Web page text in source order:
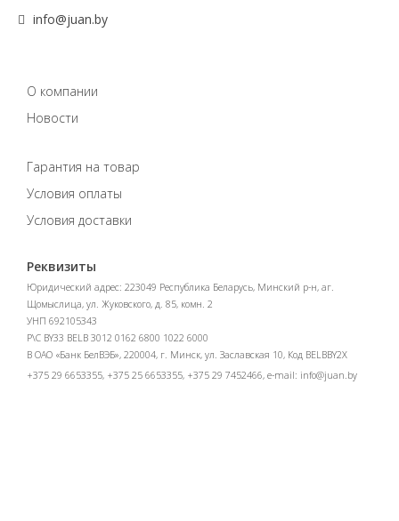
info@juan.by
О компании
Новости
Гарантия на товар
Условия оплаты
Условия доставки
Реквизиты
Юридический адрес: 223049 Республика Беларусь, Минский р-н, аг.
Щомыслица, ул. Жуковского, д. 85, комн. 2
УНП 692105343
Р\С BY33 BELB 3012 0162 6800 1022 6000
В ОАО «Банк БелВЭБ», 220004, г. Минск, ул. Заславская 10, Код BELBBY2X
+375 29 6653355, +375 25 6653355, +375 29 7452466, e-mail: info@juan.by